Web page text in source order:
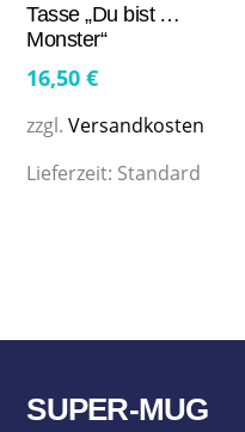
Tasse „Du bist …
Monster“
16,50€
zzgl.Versandkosten
Lieferzeit: Standard
SUPER-MUG